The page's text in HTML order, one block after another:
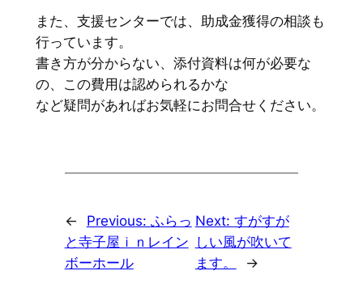
また、支援センターでは、助成金獲得の相談も
行っています。
書き方が分からない、添付資料は何が必要な
の、この費用は認められるかな
など疑問があればお気軽にお問合せください。
← Previous: ふらっ
と寺子屋ｉｎレイン
ボーホール
Next: すがすが
しい風が吹いて
ます。
→